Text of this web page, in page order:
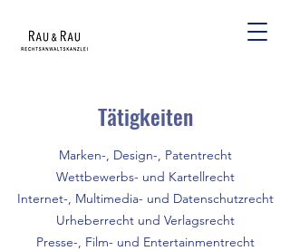
Tätigkeiten
Marken-, Design-, Patentrecht
Wettbewerbs- und Kartellrecht
Internet-, Multimedia- und Datenschutzrecht
Urheberrecht und Verlagsrecht
Presse-, Film- und Entertainmentrecht